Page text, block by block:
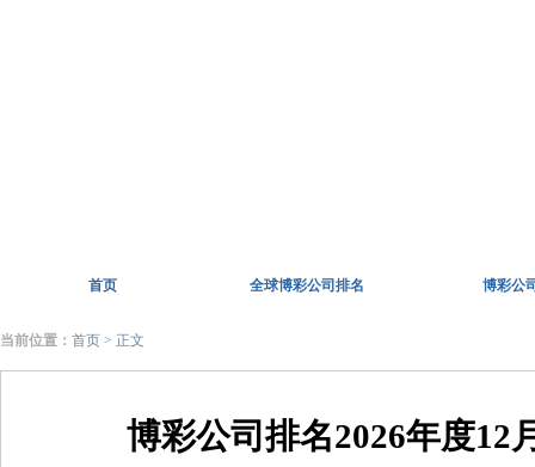
首页 全球博彩公司排名 博彩公
当前位置： 首页 > 正文
博彩公司排名2026年度